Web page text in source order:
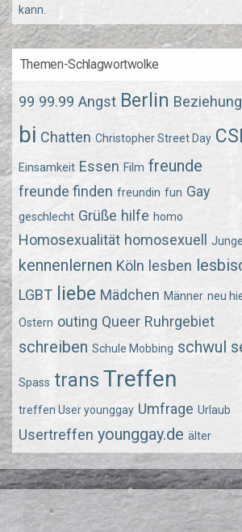
kann.
Themen-Schlagwortwolke
99 99.99 Angst Berlin Beziehung
bi Chatten Christopher Street Day
Einsamkeit Essen Film freunde
freunde finden freundin fun Gay
geschlecht Grüße hilfe homo
Homosexualität homosexuell Junge
kennenlernen Köln lesben
LGBT liebe Mädchen Männer neu
Ostern outing Queer Ruhrgebiet
schreiben Schule Mobbing schwul
Spass trans Treffen
treffen User younggay Umfrage Urlaub
Usertreffen younggay.de älter